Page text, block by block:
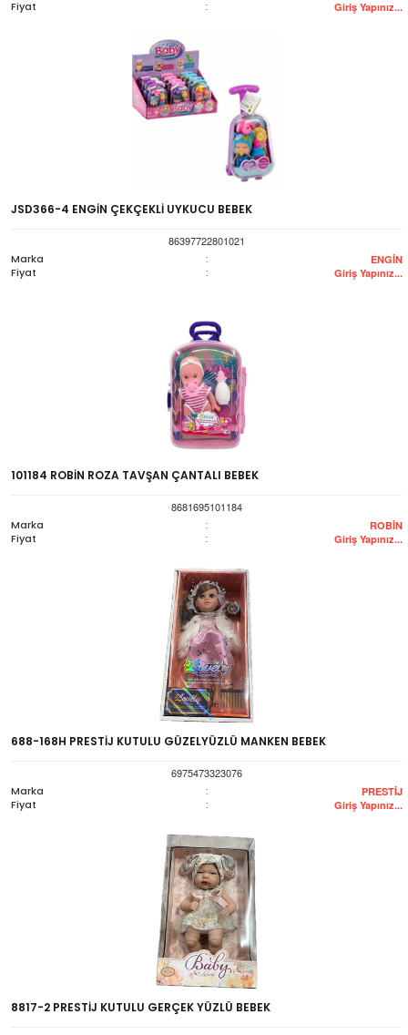
Fiyat : Giriş Yapınız...
JSD366-4 ENGİN ÇEKÇEKLİ UYKUCU BEBEK
86397722801021
Marka
: ENGİN
Fiyat : Giriş Yapınız...
101184 ROBİN ROZA TAVŞAN ÇANTALI BEBEK
8681695101184
Marka
: ROBİN
Fiyat : Giriş Yapınız...
688-168H PRESTİJ KUTULU GÜZELYÜZLÜ MANKEN BEBEK
6975473323076
Marka
: PRESTİJ
Fiyat : Giriş Yapınız...
8817-2 PRESTİJ KUTULU GERÇEK YÜZLÜ BEBEK